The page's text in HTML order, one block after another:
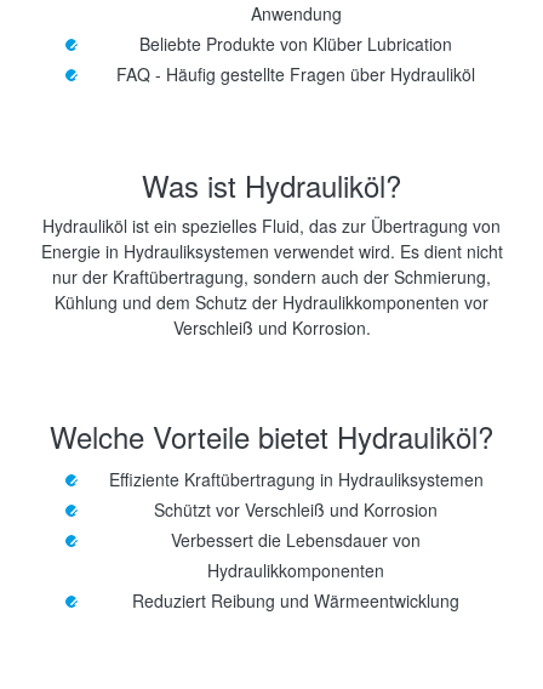
Anwendung
Beliebte Produkte von Klüber Lubrication
FAQ - Häufig gestellte Fragen über Hydrauliköl
Was ist Hydrauliköl?
Hydrauliköl ist ein spezielles Fluid, das zur Übertragung von
Energie in Hydrauliksystemen verwendet wird. Es dient nicht
nur der Kraftübertragung, sondern auch der Schmierung,
Kühlung und dem Schutz der Hydraulikkomponenten vor
Verschleiß und Korrosion.
Welche Vorteile bietet Hydrauliköl?
Effiziente Kraftübertragung in Hydrauliksystemen
Schützt vor Verschleiß und Korrosion
Verbessert die Lebensdauer von
Hydraulikkomponenten
Reduziert Reibung und Wärmeentwicklung